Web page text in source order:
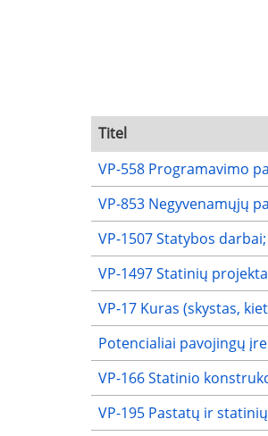
Titel
VP-558 Programavimo
VP-853 Negyvenamųjų
VP-1507 Statybos
VP-1497 Statinių
VP-17 Kuras (skystas,
Potencialiai pavojingų
VP-166 Statinio
VP-195 Pastatų ir